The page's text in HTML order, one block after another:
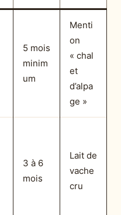
5 mois
minim
um
Menti
on
« chal
et
d’alpa
ge »
3 à 6
mois
Lait de
vache
cru